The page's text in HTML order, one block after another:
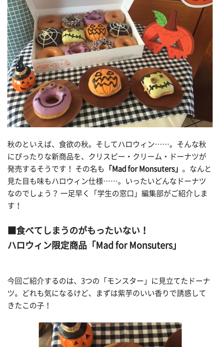
秋のといえば、食欲の秋。そしてハロウィン……。そんな秋
にぴったりな新商品を、クリスピー・クリーム・ドーナツが
発売するそうです！ その名も
「 Mad for Monsuters 」 。なんと
見た目も味もハロウィン仕様……。いったいどんなドーナツ
なのでしょう？ 一足早く「学生の窓口」編集部がご紹介しま
す！
■食べてしまうのがもったいない！
ハロウィン限定商品「Mad for Monsuters」
今回ご紹介するのは、3つの「モンスター」に見立てたドーナ
ツ。どれも気になるけど、まずは紫芋のいい香りで誘惑して
きたこの子！